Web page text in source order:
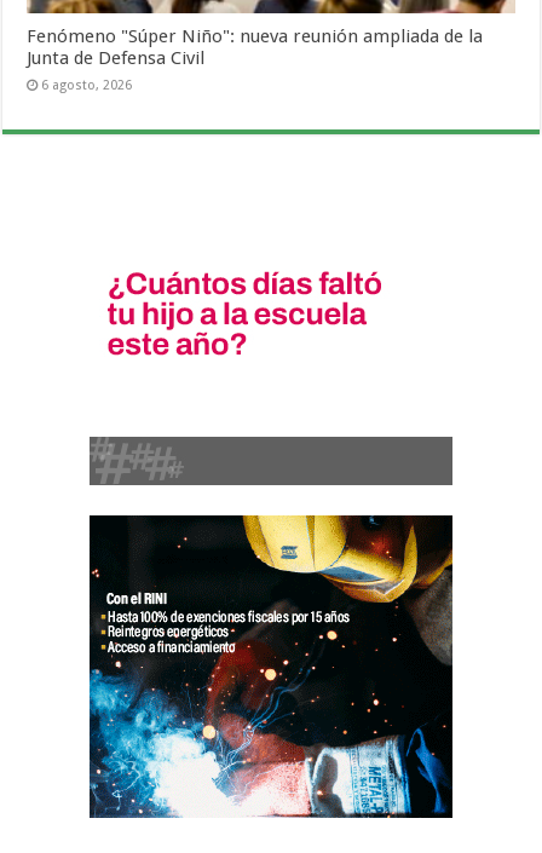
Fenómeno "Súper Niño": nueva reunión ampliada de la
Junta de Defensa Civil
6 agosto, 2026